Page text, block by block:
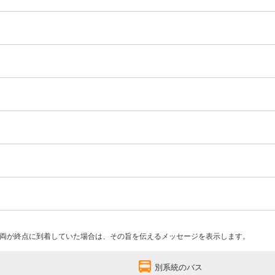
終点に到着していた場合は、その旨を伝えるメッセージを表示します。
別系統のバス